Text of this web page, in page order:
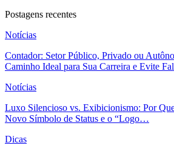
Postagens recentes
Notícias
Contador: Setor Público, Privado ou
Caminho Ideal para Sua Carreira e Evite
Notícias
Luxo Silencioso vs. Exibicionismo: Por
Novo Símbolo de Status e o “Logo…
Dicas